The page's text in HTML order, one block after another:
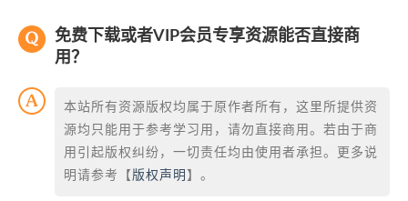
免费下载或者VIP会员专享资源能否直接商
用？
本站所有资源版权均属于原作者所有，这里所提供资
源均只能用于参考学习用，请勿直接商用。若由于商
用引起版权纠纷，一切责任均由使用者承担。更多说
明请参考【 版权声明 】。